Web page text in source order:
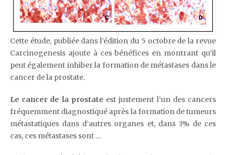
Cette étude, publiée dans l’édition du 5 octobre de la revue
Carcinogenesis ajoute à ces bénéfices en montrant qu’il
peut également inhiber la formation de métastases dans le
cancer de la prostate.
Le cancer de la prostate est justement l’un des cancers
fréquemment diagnostiqué après la formation de tumeurs
métastatiques dans d’autres organes et, dans 3% de ces
cas, ces métastases sont …